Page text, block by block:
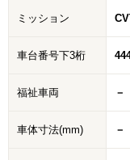
ミッション
車台番号下3桁
福祉車両 －
車体寸法(mm) －